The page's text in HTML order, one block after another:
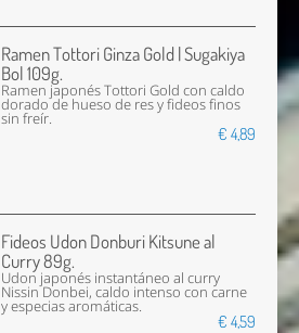
Ramen Tottori Ginza Gold | Sugakiya
Bol 109g.
Ramen japonés Tottori Gold con caldo
dorado de hueso de res y fideos finos
sin freír.
€ 4,89
Fideos Udon Donburi Kitsune al
Curry 89g.
Udon japonés instantáneo al curry
Nissin Donbei, caldo intenso con carne
y especias aromáticas.
€ 4,59